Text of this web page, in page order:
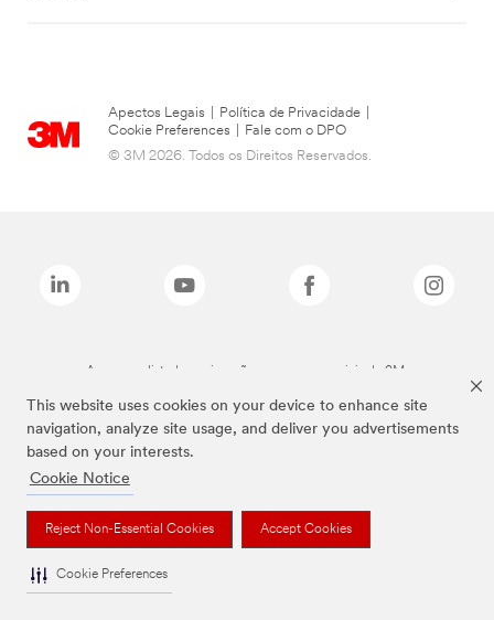
This website uses cookies on your device to enhance site
navigation, analyze site usage, and deliver you advertisements
based on your interests.
Cookie Notice
Reject Non-Essential Cookies Accept Cookies
Cookie Preferences
Apectos Legais Política de Privacidade
Cookie Preferences
Fale com o DPO
© 3M 2026. Todos os Direitos Reservados.
As marcas listadas a cima são marcas comerciais da 3M.